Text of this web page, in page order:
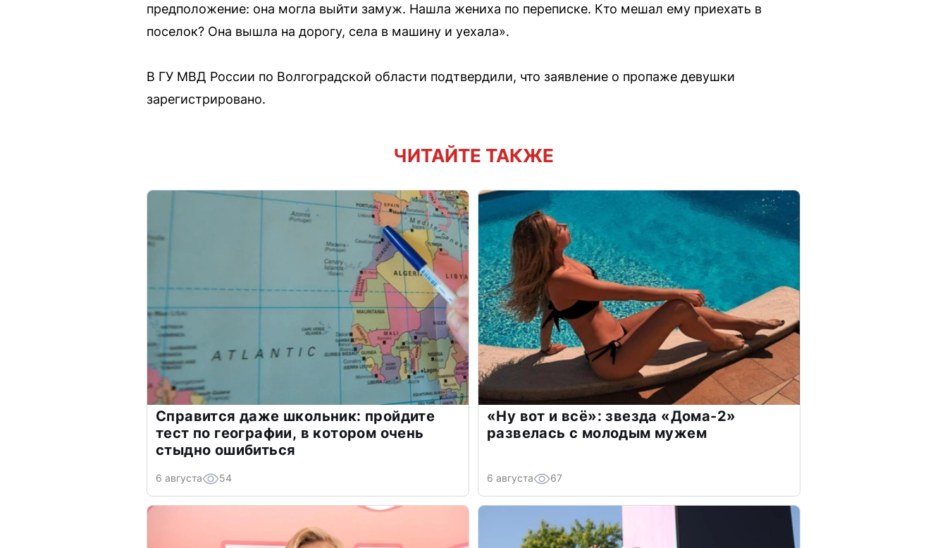
предположение: она могла выйти замуж. Нашла жениха по переписке. Кто мешал ему приехать в
поселок? Она вышла на дорогу, села в машину и уехала».
В ГУ МВД России по Волгоградской области подтвердили, что заявление о пропаже девушки
зарегистрировано.
ЧИТАЙТЕ ТАКЖЕ
Справится даже школьник: пройдите
тест по географии, в котором очень
стыдно ошибиться
6 августа 54
«Ну вот и всё»: звезда «Дома-2»
развелась с молодым мужем
6 августа 67